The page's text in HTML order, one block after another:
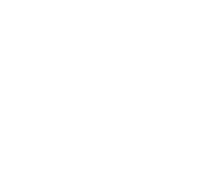
」，卻仍被要求當場丟
,成日覺得眼睛乾澀､腦袋好似｢斷